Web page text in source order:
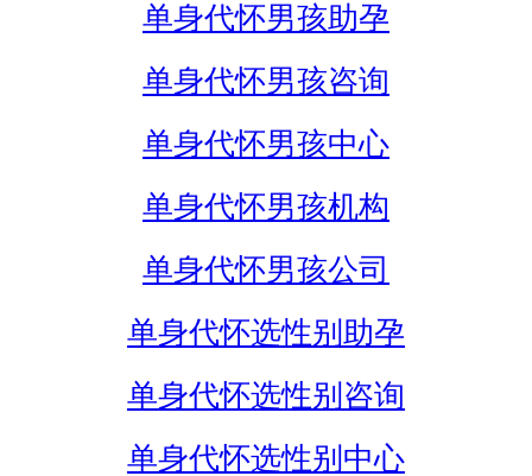
单身代怀男孩助孕
单身代怀男孩咨询
单身代怀男孩中心
单身代怀男孩机构
单身代怀男孩公司
单身代怀选性别助孕
单身代怀选性别咨询
单身代怀选性别中心